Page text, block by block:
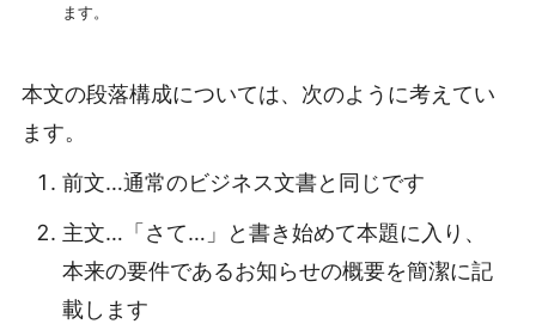
ます。
本文の段落構成については、次のように考えてい
ます。
前文…通常のビジネス文書と同じです
主文…「さて…」と書き始めて本題に入り、
本来の要件であるお知らせの概要を簡潔に記
載します